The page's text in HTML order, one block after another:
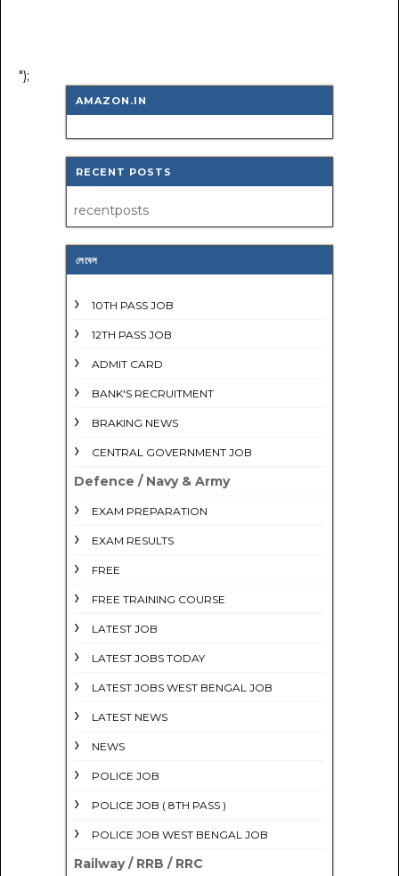
");
AMAZON.IN
RECENT POSTS
recentposts
লেবেল
10TH PASS JOB
12TH PASS JOB
ADMIT CARD
BANK'S RECRUITMENT
BRAKING NEWS
CENTRAL GOVERNMENT JOB
Defence / Navy & Army
EXAM PREPARATION
EXAM RESULTS
FREE
FREE TRAINING COURSE
LATEST JOB
LATEST JOBS TODAY
LATEST JOBS WEST BENGAL JOB
LATEST NEWS
NEWS
POLICE JOB
POLICE JOB ( 8TH PASS )
POLICE JOB WEST BENGAL JOB
Railway / RRB / RRC